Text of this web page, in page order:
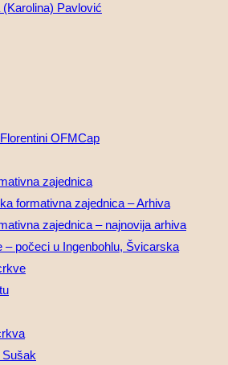
Pavlović
OFMCap
zajednica
formativna zajednica – Arhiva
zajednica – najnovija arhiva
– počeci u Ingenbohlu, Švicarska